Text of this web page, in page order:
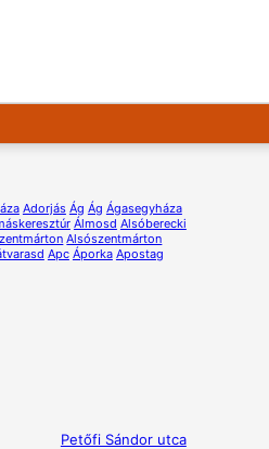
Adorjás Ág Ág Ágasegyháza
Álmosd Alsóberecki
Alsószentmárton
Apc Áporka Apostag
Petőfi Sándor utca